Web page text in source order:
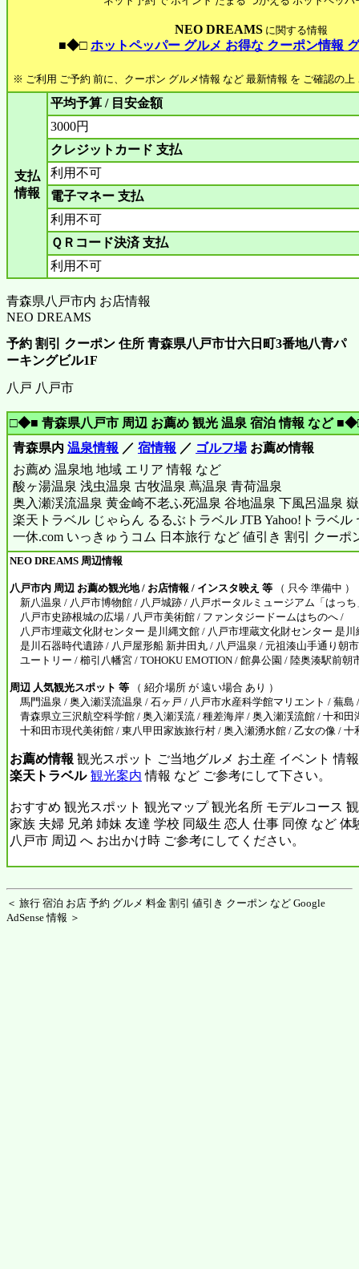
NEO DREAMSに関する情報
■◆□ ホットペッパー グルメ お得な クーポン情報
※ ご利用 ご予約 前に、クーポン グルメ情報 など 最新情報 を ご確認の上
支払
情報
平均予算 / 目安金額
3000円
クレジットカード 支払
利用不可
電子マネー 支払
利用不可
ＱＲコード決済 支払
利用不可
青森県八戸市内 お店情報
NEO DREAMS
予約 割引 クーポン 住所 青森県八戸市廿六日町3番地八青パ
ーキングビル1F
八戸 八戸市
□◆■ 青森県八戸市 周辺 お薦め 観光 温泉 宿泊 情報 など
青森県内 温泉情報 ／ 宿情報 ／ ゴルフ場お薦め情報
お薦め 温泉地 地域 エリア 情報 など
酸ヶ湯温泉 浅虫温泉 古牧温泉 蔦温泉 青荷温泉
奥入瀬渓流温泉 黄金崎不老ふ死温泉 谷地温泉 下風呂温泉
楽天トラベル じゃらん るるぶトラベル JTB Yahoo!トラベル
一休.com いっきゅうコム 日本旅行 など 値引き 割引 クーポ
NEO DREAMS 周辺情報
八戸市内 周辺 お薦め観光地 / お店情報 / インスタ映え 等 （ 只今 準備中 ）
新八温泉 / 八戸市博物館 / 八戸城跡 / 八戸ポータルミュージアム「はっ
八戸市史跡根城の広場 / 八戸市美術館 / ファンタジードームはちのへ /
八戸市埋蔵文化財センター 是川縄文館 / 八戸市埋蔵文化財センター 是川
是川石器時代遺跡 / 八戸屋形船 新井田丸 / 八戸温泉 / 元祖湊山手通り朝
ユートリー / 櫛引八幡宮 / TOHOKU EMOTION / 館鼻公園 / 陸奥湊駅前朝
周辺 人気観光スポット 等 （ 紹介場所 が 遠い場合 あり ）
馬門温泉 / 奥入瀬渓流温泉 / 石ヶ戸 / 八戸市水産科学館マリエント / 蕪島 /
青森県立三沢航空科学館 / 奥入瀬渓流 / 種差海岸 / 奥入瀬渓流館 / 十和田
十和田市現代美術館 / 東八甲田家族旅行村 / 奥入瀬湧水館 / 乙女の像 / 十
お薦め情報 観光スポット ご当地グルメ お土産 イベント 情
楽天トラベル 観光案内 情報 など ご参考にして下さい。
おすすめ 観光スポット 観光マップ 観光名所 モデルコース
家族 夫婦 兄弟 姉妹 友達 学校 同級生 恋人 仕事 同僚 など 体
八戸市 周辺 へ お出かけ時 ご参考にしてください。
＜ 旅行 宿泊 お店 予約 グルメ 料金 割引 値引き クーポン など Google
AdSense 情報 ＞